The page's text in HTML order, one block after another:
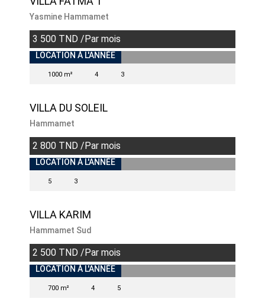
Yasmine Hammamet
3 500 TND /Par mois
INDISPONIBLE
LOCATION À L'ANNÉE
1000 m² 4 3
VILLA DU SOLEIL
Hammamet
2 800 TND /Par mois
INDISPONIBLE
LOCATION À L'ANNÉE
5 3
VILLA KARIM
Hammamet Sud
2 500 TND /Par mois
LOCATION À L'ANNÉE
700 m² 4 5